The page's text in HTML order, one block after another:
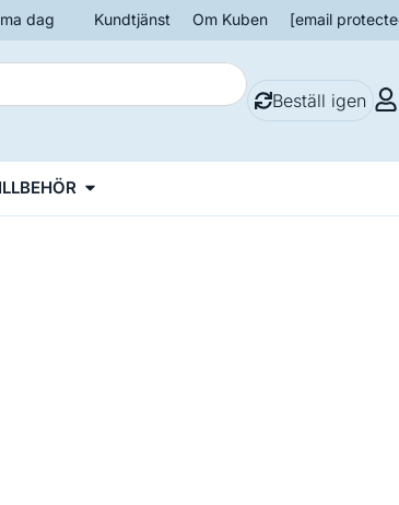
dag Kundtjänst Om Kuben [email
Beställ igen